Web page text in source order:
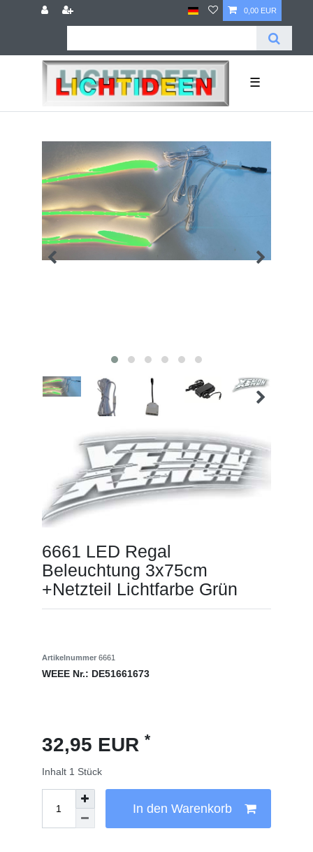
0,00 EUR
☰
6661 LED Regal
Beleuchtung 3x75cm
+Netzteil Lichtfarbe Grün
Artikelnummer 6661
WEEE Nr.: DE51661673
32,95 EUR *
Inhalt 1 Stück
In den Warenkorb